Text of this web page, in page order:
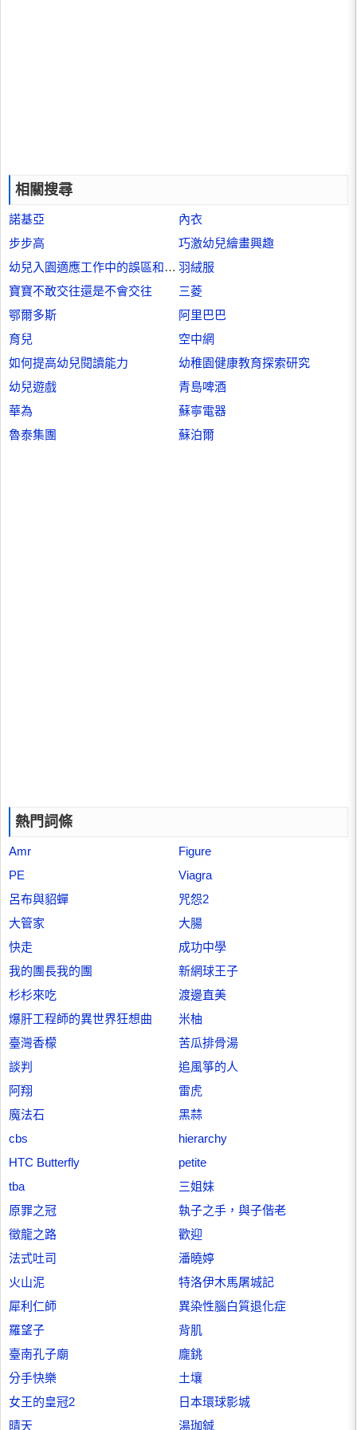
相關搜尋
諾基亞
內衣
步步高
巧激幼兒繪畫興趣
幼兒入園適應工作中的誤區和對策 羽絨服
寶寶不敢交往還是不會交往
三菱
鄂爾多斯
阿里巴巴
育兒
空中網
如何提高幼兒閱讀能力
幼稚園健康教育探索研究
幼兒遊戲
青島啤酒
華為
蘇寧電器
魯泰集團
蘇泊爾
熱門詞條
Amr
Figure
PE
Viagra
呂布與貂蟬
咒怨2
大管家
大腸
快走
成功中學
我的團長我的團
新網球王子
杉杉來吃
渡邊直美
爆肝工程師的異世界狂想曲
米柚
臺灣香檬
苦瓜排骨湯
談判
追風箏的人
阿翔
雷虎
魔法石
黑蒜
cbs
hierarchy
HTC Butterfly
petite
tba
三姐妹
原罪之冠
執子之手，與子偕老
徵龍之路
歡迎
法式吐司
潘曉婷
火山泥
特洛伊木馬屠城記
犀利仁師
異染性腦白質退化症
羅望子
背肌
臺南孔子廟
龐銚
分手快樂
土壤
女王的皇冠2
日本環球影城
晴天
湯珈鋮